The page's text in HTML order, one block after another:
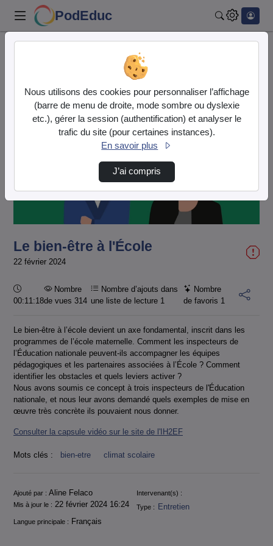
PodEduc
Le bien-être à l'École
Lire
la
vidéo
Le bien-être à l'École
22 février 2024
Durée :
00:11:18
Nombre
de vues 314
Nombre d’ajouts dans
une liste de lecture 1
Nombre
de favoris 1
Le bien-être à l’école devient un axe fondamental, inscrit dans les
programmes de l’école maternelle. Comment les inspecteurs de
l’Éducation nationale peuvent-ils accompagner les équipes
pédagogiques et les partenaires associées à l’École ? Comment
identifier les obstacles et quels leviers activer ?
Nous avons soumis ce concept à trois inspecteurs de l'Éducation
nationale, et nous leur avons demandé quels exemples de mise en
œuvre très concrète ils pouvaient nous donner.
Consulter la capsule vidéo sur le site de l'IH2EF
Mots clés : bien-etre climat scolaire
Informations
Ajouté par : Aline Felaco
Intervenant(s) :
Mis à jour le : 22 février 2024 16:24 Type : Entretien
Langue principale : Français
Nous utilisons des cookies pour personnaliser l’affichage
(barre de menu de droite, mode sombre ou dyslexie
etc.), gérer la session (authentification) et analyser le
trafic du site (pour certaines instances).
En savoir plus
J’ai compris